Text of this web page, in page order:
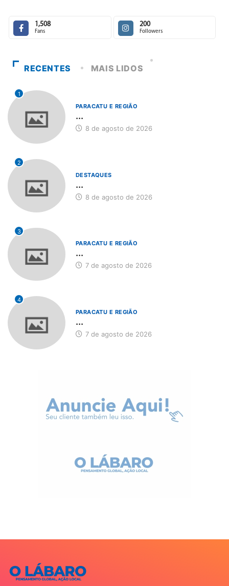
1,508
Fans
200
Followers
RECENTES MAIS LIDOS
1
PARACATU E REGIÃO
...
8 de agosto de 2026
2
DESTAQUES
...
8 de agosto de 2026
3
PARACATU E REGIÃO
...
7 de agosto de 2026
4
PARACATU E REGIÃO
...
7 de agosto de 2026